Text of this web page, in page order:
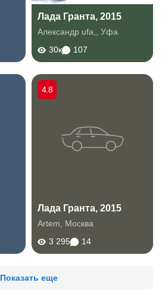
Лада Гранта, 2015
Александр ufa,
Уфа
30к
107
Лада Гранта, 2015
Artem
Москва
3 295
14
4.8
Показать еще